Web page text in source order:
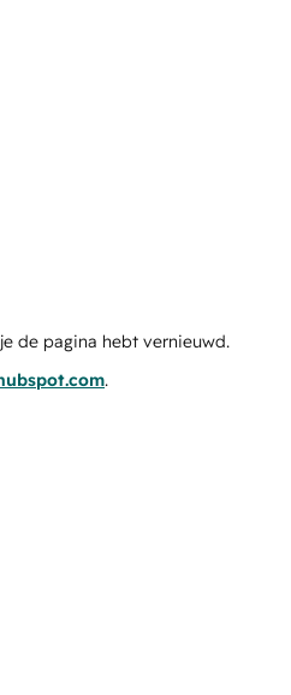
de pagina hebt vernieuwd.
.